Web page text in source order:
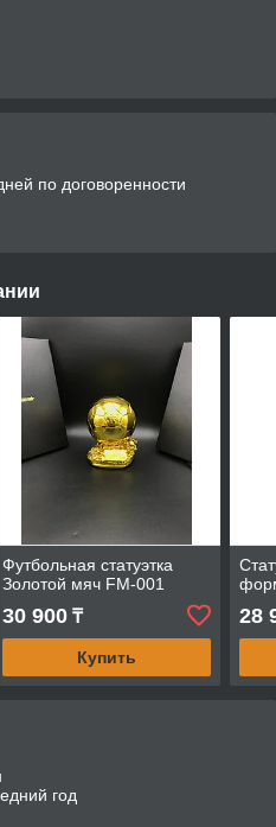
по договоренности
Футбольная статуэтка
Золотой мяч FM-001
30 900₸
Купить
28
год